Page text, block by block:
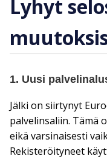
Lyhyt
1. Uusi
Jälki on siirtynyt
palvelinsaliin. Tämä
eikä varsinaisesti
Rekisteröityneet